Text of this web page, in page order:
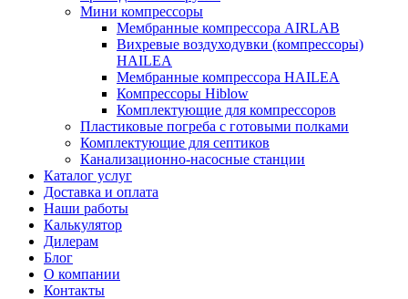
Мини компрессоры
Мембранные компрессора AIRLAB
Вихревые воздуходувки (компрессоры)
HAILEA
Мембранные компрессора HAILEA
Компрессоры Hiblow
Комплектующие для компрессоров
Пластиковые погреба с готовыми полками
Комплектующие для септиков
Канализационно-насосные станции
Каталог услуг
Доставка и оплата
Наши работы
Калькулятор
Дилерам
Блог
О компании
Контакты